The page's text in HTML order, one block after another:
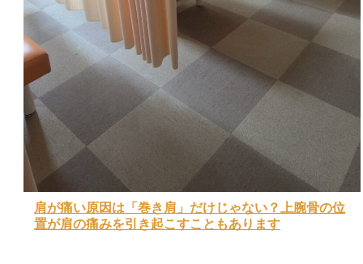
肩が痛い原因は「巻き肩」だけじゃない？上腕骨の位
置が肩の痛みを引き起こすこともあります